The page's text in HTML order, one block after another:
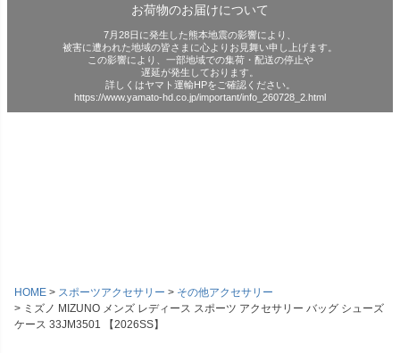
お荷物のお届けについて
7月28日に発生した熊本地震の影響により、
被害に遭われた地域の皆さまに心よりお見舞い申し上げます。
この影響により、一部地域での集荷・配送の停止や
遅延が発生しております。
詳しくはヤマト運輸HPをご確認ください。
https://www.yamato-hd.co.jp/important/info_260728_2.html
HOME スポーツアクセサリー
その他アクセサリー
ミズノ MIZUNO メンズ レディース スポーツ アクセサリー バッグ シューズ
ケース 33JM3501 【2026SS】